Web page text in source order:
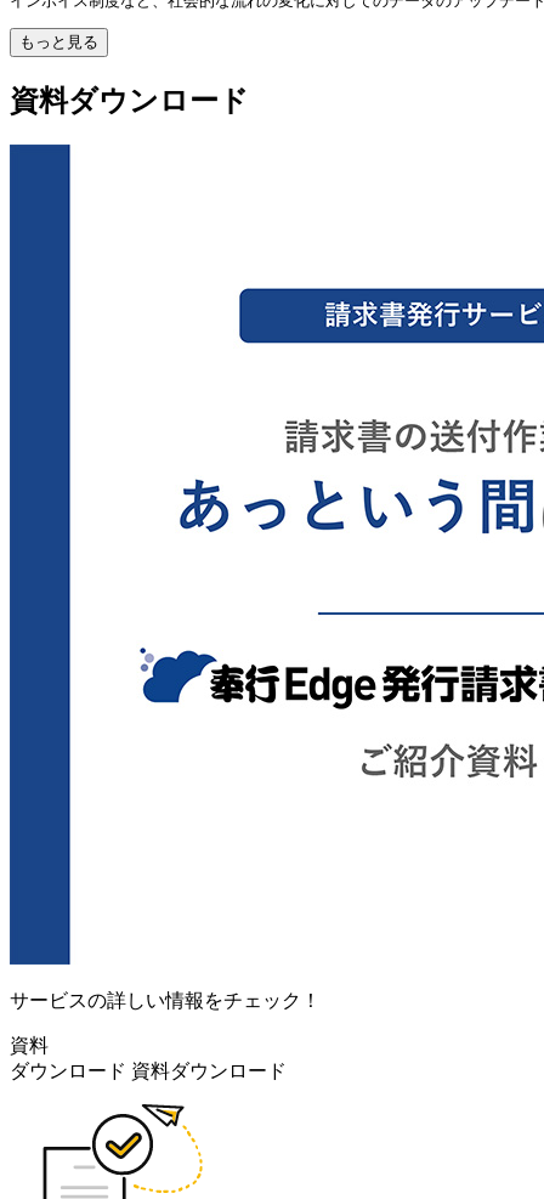
もっと見る
資料ダウンロード
サービスの詳しい情報をチェック！
資料
ダウンロード 資料ダウンロード